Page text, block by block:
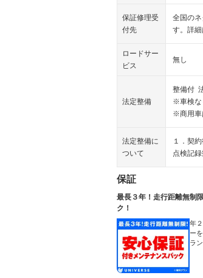
保証修理受
付先
全国の
す。詳細
ロードサー
ビス
無し
法定整備
整備付
※車検な
※商用車
法定整備に
ついて
１．契
点検記
保証
最長３年！走行距離無制
ク！
年
ー
ラ